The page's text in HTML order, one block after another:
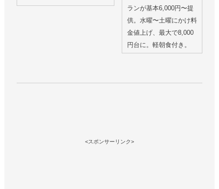
ランが基本6,000円〜提
供。水曜〜土曜にかけ料
金値上げ、最大で8,000
円台に。軽朝食付き。
<スポンサーリンク>